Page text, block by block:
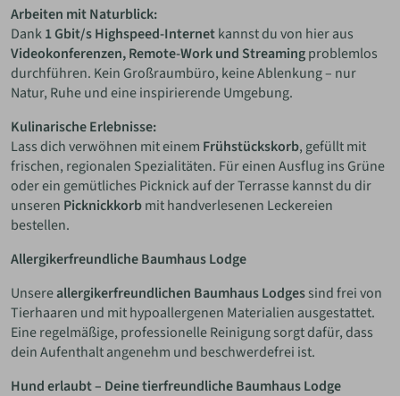
Arbeiten mit Naturblick:
Dank1 Gbit/s Highspeed-Internetkannst du von hier aus
Videokonferenzen, Remote-Work und Streamingproblemlos
durchführen. Kein Großraumbüro, keine Ablenkung – nur
Natur, Ruhe und eine inspirierende Umgebung.
Kulinarische Erlebnisse:
Lass dich verwöhnen mit einem Frühstückskorb, gefüllt mit
frischen, regionalen Spezialitäten. Für einen Ausflug ins Grüne
oder ein gemütliches Picknick auf der Terrasse kannst du dir
unseren Picknickkorbmit handverlesenen Leckereien
bestellen.
Allergikerfreundliche Baumhaus Lodge
Unsereallergikerfreundlichen Baumhaus Lodgessind frei von
Tierhaaren und mit hypoallergenen Materialien ausgestattet.
Eine regelmäßige, professionelle Reinigung sorgt dafür, dass
dein Aufenthalt angenehm und beschwerdefrei ist.
Hund erlaubt – Deine tierfreundliche Baumhaus Lodge